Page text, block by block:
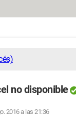
no disponible
2016 a las 21:36